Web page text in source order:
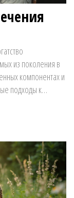
из поколения в
компонентах и
подходы к
трав, меда,
способных
выздоровления.
применения, а
данных